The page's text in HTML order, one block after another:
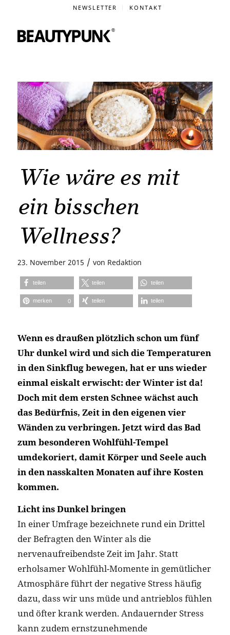
NEWSLETTER KONTAKT
Wie wäre es mit
ein bisschen
Wellness?
23. November 2015 / von Redaktion
teilen teilen teilen
merken 0 teilen teilen
Wenn es draußen plötzlich schon um fünf
Uhr dunkel wird und sich die Temperaturen
in den Sinkflug bewegen, hat er uns wieder
einmal eiskalt erwischt: der Winter ist da!
Doch mit dem ersten Schnee wächst auch
das Bedürfnis, Zeit in den eigenen vier
Wänden zu verbringen. Jetzt wird das Bad
zum besonderen Wohlfühl-Tempel
umdekoriert, damit Körper und Seele auch
in den nasskalten Monaten auf ihre Kosten
kommen.
Licht ins Dunkel bringen
In einer Umfrage bezeichnete rund ein Drittel
der Befragten den Winter als die
nervenaufreibendste Zeit im Jahr. Statt
erholsamer Wohlfühl-Momente in gemütlicher
Atmosphäre führt der negative Stress häufig
dazu, dass wir uns müde und antrieblos fühlen
und öfter krank werden. Andauernder Stress
kann zudem ernstzunehmende